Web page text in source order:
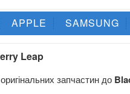
APPLE SAMSUNG
Leap
запчастин до